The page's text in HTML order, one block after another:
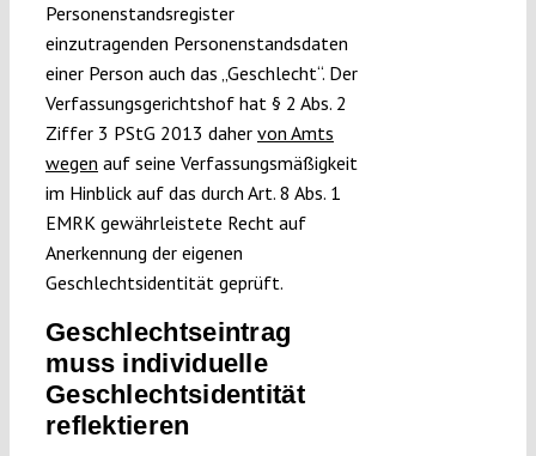
Personenstandsregister
einzutragenden Personenstandsdaten
einer Person auch das „Geschlecht“. Der
Verfassungsgerichtshof hat § 2 Abs. 2
Ziffer 3 PStG 2013 daher von Amts
wegen auf seine Verfassungsmäßigkeit
im Hinblick auf das durch Art. 8 Abs. 1
EMRK gewährleistete Recht auf
Anerkennung der eigenen
Geschlechtsidentität geprüft.
Geschlechtseintrag
muss individuelle
Geschlechtsidentität
reflektieren